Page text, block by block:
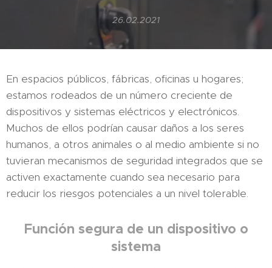
26.02.2021
En espacios públicos, fábricas, oficinas u hogares;
estamos rodeados de un número creciente de
dispositivos y sistemas eléctricos y electrónicos.
Muchos de ellos podrían causar daños a los seres
humanos, a otros animales o al medio ambiente si no
tuvieran mecanismos de seguridad integrados que se
activen exactamente cuando sea necesario para
reducir los riesgos potenciales a un nivel tolerable.
Función segura de un dispositivo o
sistema